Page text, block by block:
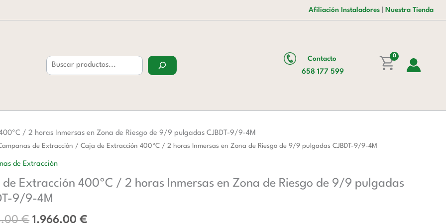
Afiliación Instaladores Nuestra Tienda
Contacto
658 177 599
0
/ 2 horas Inmersas en Zona de Riesgo de 9/9 pulgadas CJBDT-9/9-4M
de Extracción / Caja de Extracción 400ºC / 2 horas Inmersas en Zona de Riesgo de 9/9 pulgadas CJBDT-9/9-4M
de Extracción
de Extracción 400ºC / 2 horas Inmersas en Zona de Riesgo de 9/9 pulgadas
9/9-4M
€
El
precio
era:
3.198,00 €.
1.966,00€
El
es:
3.198,00 €.1.966,00 €.
/
Inmersas
Riesgo
pulgadas
9/9-